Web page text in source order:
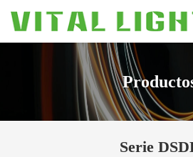
Serie